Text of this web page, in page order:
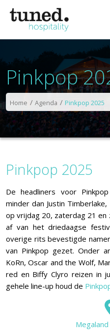
Pinkpop
Home Agenda Pinkpop 2025
Pinkpop 2025
De headliners voor
minder dan Justin
op vrijdag 20, zaterdag 21 en
af van het driedaagse
overige rits bevestigde
van Pinkpop gezet. Onder
KoRn, Oscar and the Wolf,
red en Biffy Clyro reizen in
gehele line-up houd de